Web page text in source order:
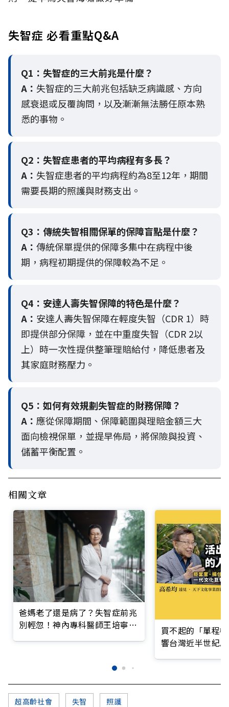
失智症 必看重點Q&A
Q1：失智症的三大前兆是什麼？
A： 失智症的三大前兆包括缺乏病識感、方向
感衰退或反覆詢問，以及漸漸無法勝任原本熟
悉的事物。
Q2： 失智症患者的平均病程有多長？
A： 失智症患者的平均病程約為8至12年，期間
需要長期的照護與財務支出。
Q3： 傳統失智相關保單的保障盲點是什麼？
A： 傳統保單提供的保障多集中在病程中後
期，病程初期提供的保障較為不足。
Q4： 安達人壽失智保障的特色是什麼？
A： 安達人壽失智保障在輕度失智（CDR 1）時
即提供部分保障，並在中重度失智（CDR 2以
上）時一次性提供整筆理賠給付，降低患者及
其家庭財務壓力。
Q5： 如何有效規劃失智症的財務保障？
A： 應從保障期間、保障範圍與理賠金額三大
面向檢視保單，並提早佈局，將保險與投資、
儲蓄平衡配置。
相關文章
爸媽老了還是病了？失智症前兆
別輕忽！神內專科醫師王培寧呼
買不起的「單程
響台灣近半世紀
超高齡社會 失智 照護